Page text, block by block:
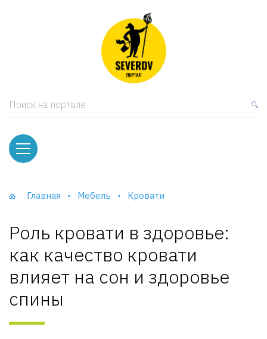
Поиск на портале
Главная Мебель Кровати
Роль кровати в здоровье:
как качество кровати
влияет на сон и здоровье
спины
и тумбы